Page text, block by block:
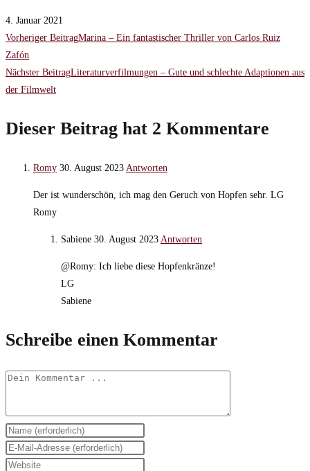
4. Januar 2021
Weitere
Artikel
ansehen
Vorheriger BeitragMarina – Ein fantastischer Thriller von Carlos Ruiz
Zafón
Nächster BeitragLiteraturverfilmungen – Gute und schlechte Adaptionen aus
der Filmwelt
Dieser Beitrag hat 2 Kommentare
Romy 30. August 2023 Antworten
Der ist wunderschön, ich mag den Geruch von Hopfen sehr. LG
Romy
Sabiene 30. August 2023 Antworten
@Romy: Ich liebe diese Hopfenkränze!
LG
Sabiene
Schreibe einen Kommentar
Kommentieren
Gib
deinen
Namen
Gib
deine
Gib